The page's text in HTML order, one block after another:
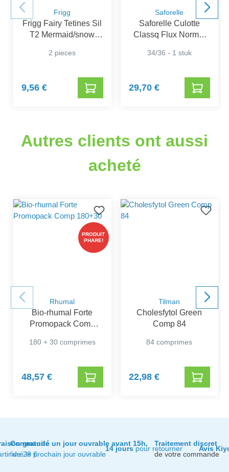
Frigg
Frigg Fairy Tetines Sil
T2 Mermaid/snow
2 pieces
9,56 €
Saforelle
Saforelle Culotte
Classq Flux Normal
34/36 - 1 stuk
29,70 €
Autres clients ont aussi
acheté
PRODUIT
PHARE!
Rhumal
Bio-rhumal Forte
Promopack Comp
180 + 30 comprimes
48,57 €
Tilman
Cholesfytol Green
Comp 84
84 comprimes
22,98 €
gratuite
de 29 €
Commandé un jour ouvrable avant 15h,
livré le prochain jour ouvrable
14 jourspour retourner
Traitement discret
de votre commande
Avis